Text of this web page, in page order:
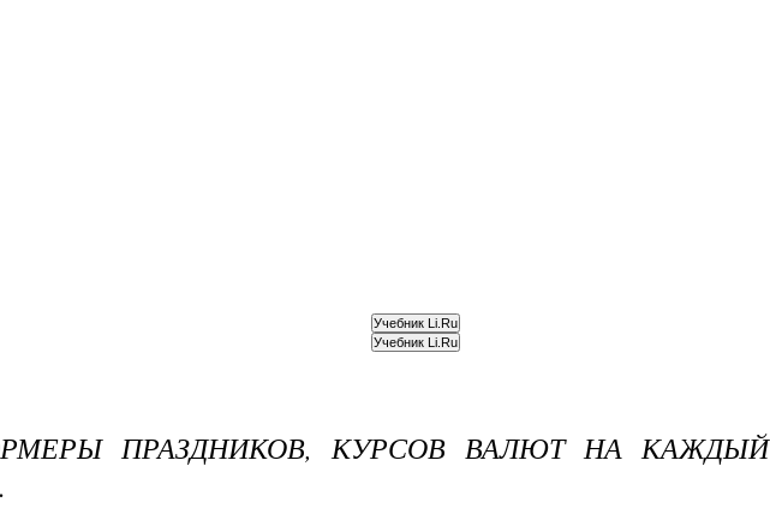
ПРАЗДНИКОВ, КУРСОВ ВАЛЮТ НА КАЖДЫЙ